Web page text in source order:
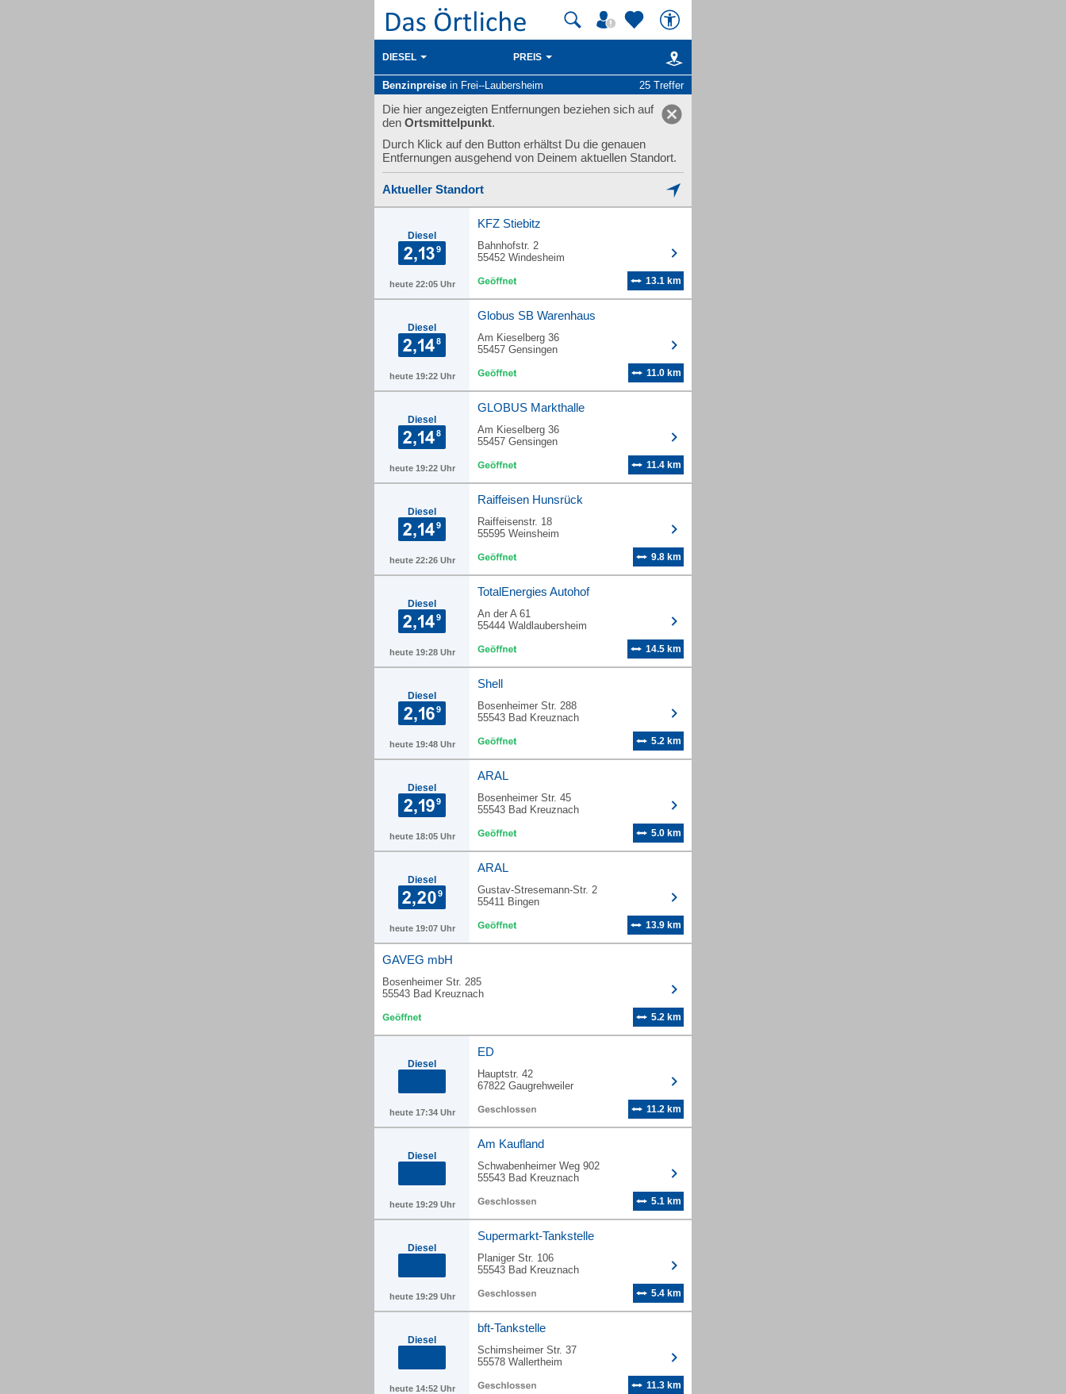
DIESEL PREIS
Benzinpreise in Frei--Laubersheim 25 Treffer
Die hier angezeigten Entfernungen beziehen sich auf
den Ortsmittelpunkt.
Durch Klick auf den Button erhältst Du die genauen
Entfernungen ausgehend von Deinem aktuellen Standort.
Aktueller Standort
Diesel
heute 22:05 Uhr
KFZ Stiebitz
Bahnhofstr. 2
55452 Windesheim
13.1 km
Diesel
heute 19:22 Uhr
Globus SB Warenhaus
Am Kieselberg 36
55457 Gensingen
11.0 km
Diesel
heute 19:22 Uhr
GLOBUS Markthalle
Am Kieselberg 36
55457 Gensingen
11.4 km
Diesel
heute 22:26 Uhr
Raiffeisen Hunsrück
Raiffeisenstr. 18
55595 Weinsheim
9.8 km
Diesel
heute 19:28 Uhr
TotalEnergies Autohof
An der A 61
55444 Waldlaubersheim
14.5 km
Diesel
heute 19:48 Uhr
Shell
Bosenheimer Str. 288
55543 Bad Kreuznach
5.2 km
Diesel
heute 18:05 Uhr
ARAL
Bosenheimer Str. 45
55543 Bad Kreuznach
5.0 km
Diesel
heute 19:07 Uhr
ARAL
Gustav-Stresemann-Str. 2
55411 Bingen
13.9 km
GAVEG mbH
Bosenheimer Str. 285
55543 Bad Kreuznach
5.2 km
Diesel
heute 17:34 Uhr
ED
Hauptstr. 42
67822 Gaugrehweiler
11.2 km
Diesel
heute 19:29 Uhr
Am Kaufland
Schwabenheimer Weg 902
55543 Bad Kreuznach
5.1 km
Diesel
heute 19:29 Uhr
Supermarkt-Tankstelle
Planiger Str. 106
55543 Bad Kreuznach
5.4 km
Diesel
heute 14:52 Uhr
bft-Tankstelle
Schimsheimer Str. 37
55578 Wallertheim
11.3 km